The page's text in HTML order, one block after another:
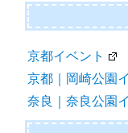
京都イベント
京都｜岡崎公園
奈良｜奈良公園